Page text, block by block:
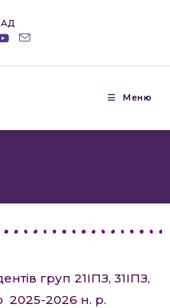
Меню
груп 21ІПЗ, 31ІПЗ,
2025-2026 н. р.